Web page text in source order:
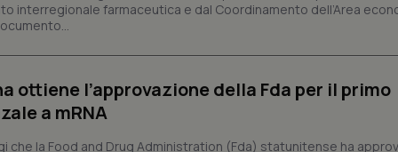
interregionale farmaceutica e dal Coordinamento dell’Area
ottiene l’approvazione della Fda per il primo
a mRNA
che la Food and Drug Administration (Fda) statunitense ha
sui cookie dei visitatori. È
www.quotidianosanita.it
4
2 giorni
Questo cookie è impostato
www.quotidianosanita.it